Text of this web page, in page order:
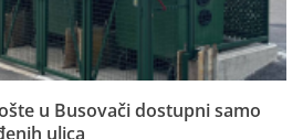
u Busovači dostupni samo
ulica